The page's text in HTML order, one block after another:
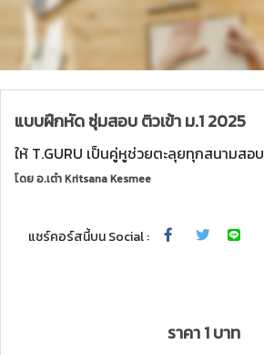
แบบฝึกหัด ซุ่มสอบ ติวเข้า ม.1 2025
ให้ T.GURU เป็นคู่หูช่วยตะลุยทุกสนามสอบ
โดยอ.เต๋า Kritsana Kesmee
แชร์คอร์สนี้บน Social :
ราคา 1 บาท